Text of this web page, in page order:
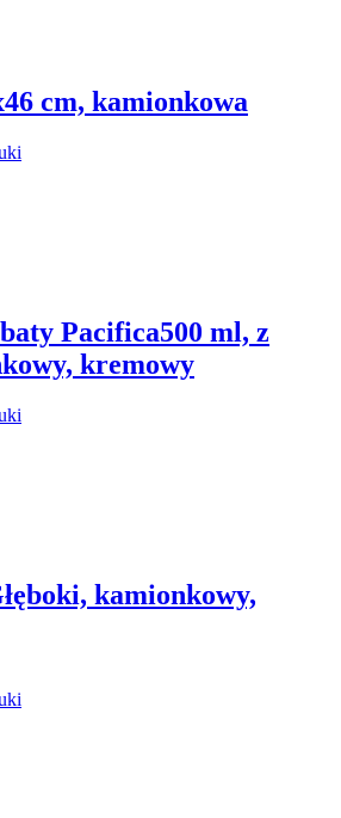
cm, kamionkowa
Pacifica500 ml, z
kremowy
kamionkowy,